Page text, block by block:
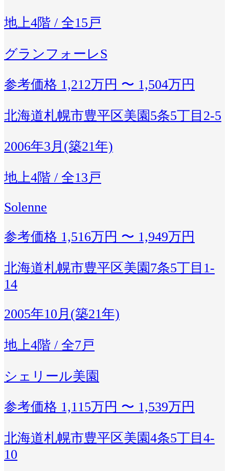
地上4階 / 全15戸
グランフォーレS
参考価格 1,212万円 〜 1,504万円
北海道札幌市豊平区美園5条5丁目2-5
2006年3月(築21年)
地上4階 / 全13戸
Solenne
参考価格 1,516万円 〜 1,949万円
北海道札幌市豊平区美園7条5丁目1-
14
2005年10月(築21年)
地上4階 / 全7戸
シェリール美園
参考価格 1,115万円 〜 1,539万円
北海道札幌市豊平区美園4条5丁目4-
10